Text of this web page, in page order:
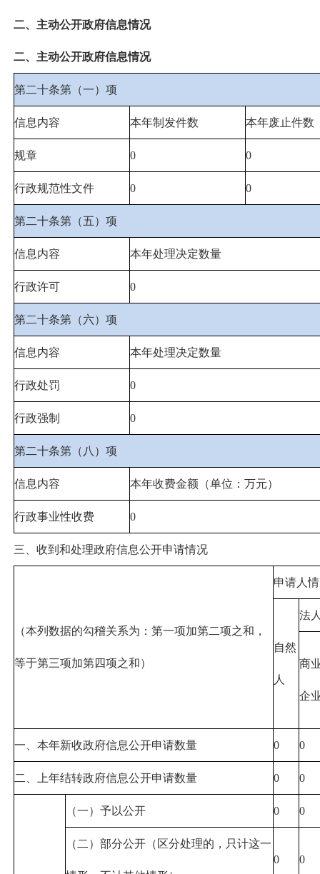
二、主动公开政府信息情况
二、主动公开政府信息情况
第二十条第（一）项
信息内容 本年制发件数 本年废止件数
规章 0 0
行政规范性文件 0 0
第二十条第（五）项
信息内容 本年处理决定数量
行政许可 0
第二十条第（六）项
信息内容 本年处理决定数量
行政处罚 0
行政强制 0
第二十条第（八）项
信息内容 本年收费金额（单位：万元）
行政事业性收费 0
三、收到和处理政府信息公开申请情况
（本列数据的勾稽关系为：第一项加第二项之和，
等于第三项加第四项之和）
申请人
自然
人
法
商
企
一、本年新收政府信息公开申请数量 0 0
二、上年结转政府信息公开申请数量 0 0
（一）予以公开 0 0
（二）部分公开（区分处理的，只计这一
0 0